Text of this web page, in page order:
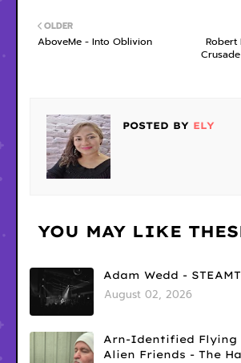
Robert
OLDER
AboveMe - Into Oblivion
POSTED BY ELY
YOU MAY LIKE
Adam Wedd -
August 02, 2026
Arn-Identified Flying
Alien Friends - The